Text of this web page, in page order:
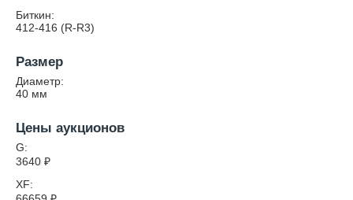
Биткин:
412-416 (R-R3)
Размер
Диаметр:
40 мм
Цены аукционов
G:
3640 ₽
XF: